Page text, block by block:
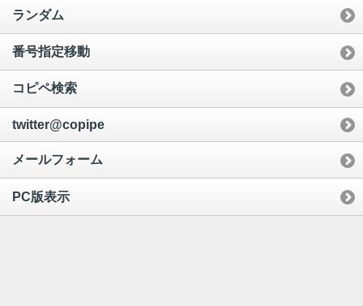
ランダム
番号指定移動
コピペ検索
twitter@copipe
メールフォーム
PC版表示